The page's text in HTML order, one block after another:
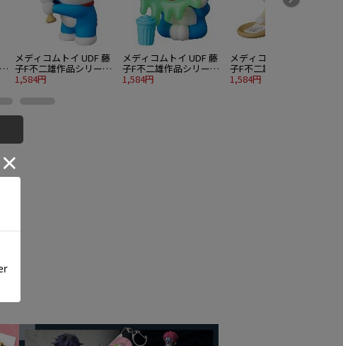
メディコムトイ UDF 藤
子F不二雄作品シリーズ
18 バッティングドラえ
1,584円
メディコムトイ UDF 藤
子F不二雄作品シリーズ
18 手遊びドラえもん
1,584円
メディコムトイ UDF 藤
子F不二雄作品シリーズ
18 仲居ドラえもん
1,584円